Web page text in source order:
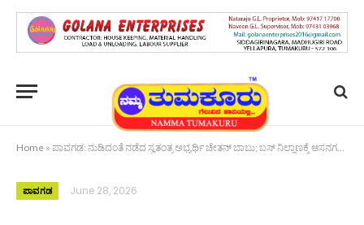
Home » ಪಾವಗಡ: ನುಡಿದಂತೆ ನಡೆದ ಸ್ವತಂತ್ರ ಅಭ್ಯರ್ಥಿ ಚೇತನ್ ಬಾಬು; ಬಸ್ ನಿಲ್ದಾಣಕ್ಕೆ ಆಸನಗಳ ಕೊಡುಗೆ!
ಪಾವಗಡ June 28, 2026